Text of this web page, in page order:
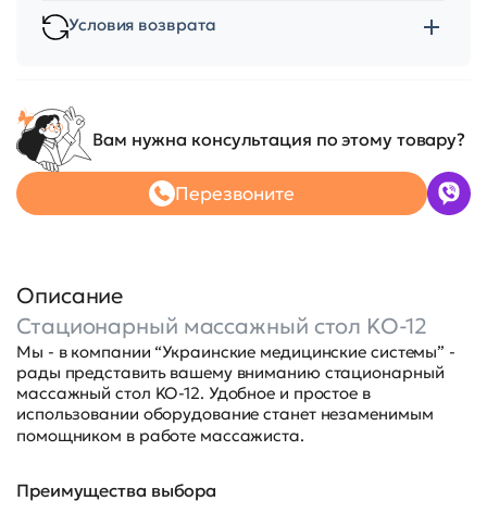
Условия возврата
Вам нужна консультация по этому товару?
Перезвоните
Описание
Стационарный массажный стол KO-12
Мы - в компании “Украинские медицинские системы” -
рады представить вашему вниманию стационарный
массажный стол KO-12. Удобное и простое в
использовании оборудование станет незаменимым
помощником в работе массажиста.
Преимущества выбора